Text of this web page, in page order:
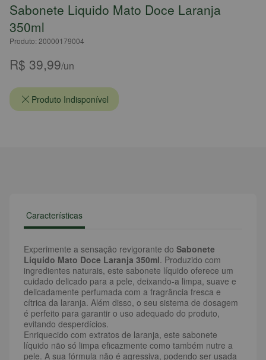
Sabonete Liquido Mato Doce Laranja
350ml
Produto: 20000179004
R$ 39,99/un
Produto Indisponível
Características
Experimente a sensação revigorante do Sabonete
Líquido Mato Doce Laranja 350ml. Produzido com
ingredientes naturais, este sabonete líquido oferece um
cuidado delicado para a pele, deixando-a limpa, suave e
delicadamente perfumada com a fragrância fresca e
cítrica da laranja. Além disso, o seu sistema de dosagem
é perfeito para garantir o uso adequado do produto,
evitando desperdícios.
Enriquecido com extratos de laranja, este sabonete
líquido não só limpa eficazmente como também nutre a
pele. A sua fórmula não é agressiva, podendo ser usada